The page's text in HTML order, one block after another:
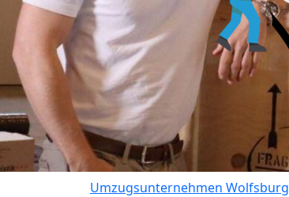
Umzugsunternehmen Wolfsburg